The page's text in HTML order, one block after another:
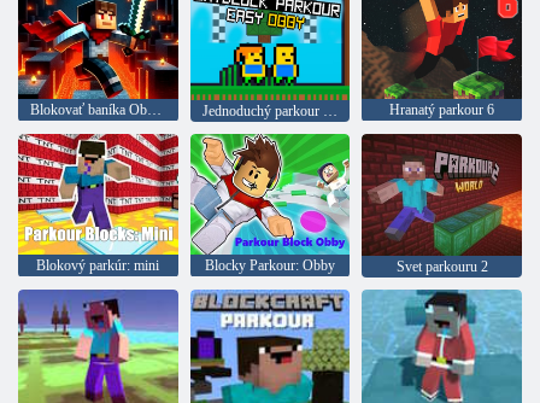
Blokovať baníka Obbyho Jednoduchý parkour na vzdušných blokoch s Obbym Hranatý parkour 6
Blokový parkúr: mini Blocky Parkour: Obby Svet parkouru 2